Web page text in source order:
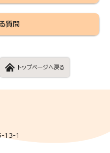
質問
トップページへ戻る
13-1